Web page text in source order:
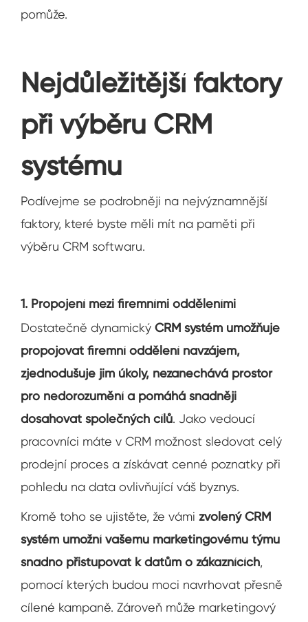
pomůže.
Nejdůležitější faktory
při výběru CRM
systému
Podívejme se podrobněji na nejvýznamnější
faktory, které byste měli mít na paměti při
výběru CRM softwaru.
1. Propojení mezi firemními odděleními
Dostatečně dynamický CRM systém umožňuje
propojovat firemní oddělení navzájem,
zjednodušuje jim úkoly, nezanechává prostor
pro nedorozumění a pomáhá snadněji
dosahovat společných cílů. Jako vedoucí
pracovníci máte v CRM možnost sledovat celý
prodejní proces a získávat cenné poznatky při
pohledu na data ovlivňující váš byznys.
Kromě toho se ujistěte, že vámi zvolený CRM
systém umožní vašemu marketingovému týmu
snadno přistupovat k datům o zákaznících,
pomocí kterých budou moci navrhovat přesně
cílené kampaně. Zároveň může marketingový